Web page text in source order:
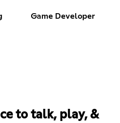
Game Developer
to talk, play, &